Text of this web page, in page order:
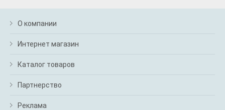
О компании
Интернет магазин
Каталог товаров
Партнерство
Реклама